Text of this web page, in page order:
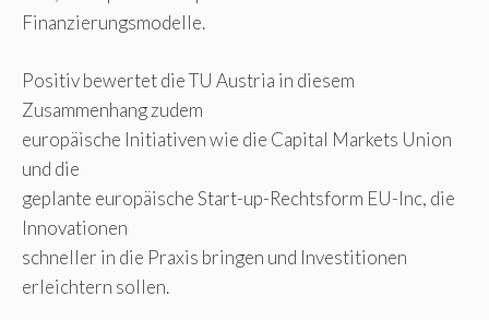
Finanzierungsmodelle.
Positiv bewertet die TU Austria in diesem
Zusammenhang zudem
europäische Initiativen wie die Capital Markets Union
und die
geplante europäische Start-up-Rechtsform EU-Inc, die
Innovationen
schneller in die Praxis bringen und Investitionen
erleichtern sollen.